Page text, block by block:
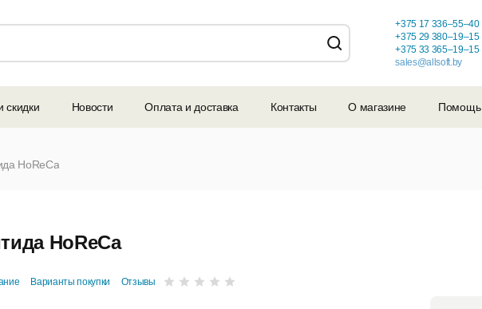
+375 17 336–55–40
+375 29 380–19–15
+375 33 365–19–15
sales@allsoft.by
скидки Новости Оплата и доставка Контакты О магазине Помощь
HoReCa
HoReCa
Варианты покупки Отзывы